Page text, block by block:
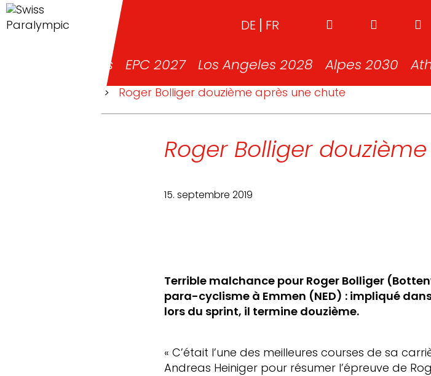
DE FR
News EPC 2027 Los Angeles 2028 Alpes 2030
> Roger Bolliger douzième après une chute
Roger Bolliger
15. septembre 2019
Terrible malchance pour Roger Bolliger
para-cyclisme à Emmen (NED) : impliqué
lors du sprint, il termine douzième.
« C’était l’une des meilleures courses de sa
Andreas Heiniger pour résumer l’épreuve de